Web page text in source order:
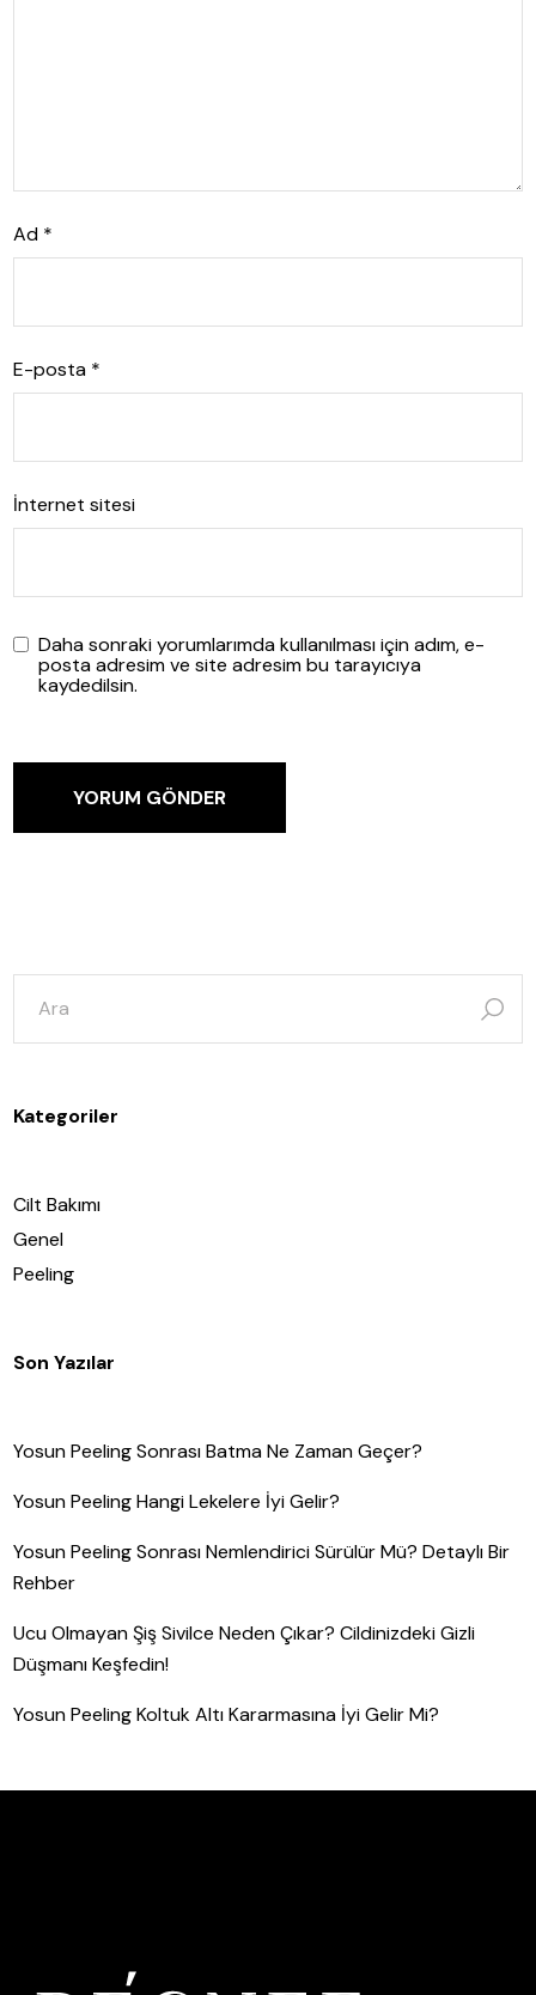
Ad *
E-posta *
İnternet sitesi
Daha sonraki yorumlarımda kullanılması için adım, e-
posta adresim ve site adresim bu tarayıcıya
kaydedilsin.
YORUM GÖNDER
şunun
için
ara:
Kategoriler
Cilt Bakımı
Genel
Peeling
Son Yazılar
Yosun Peeling Sonrası Batma Ne Zaman Geçer?
Yosun Peeling Hangi Lekelere İyi Gelir?
Yosun Peeling Sonrası Nemlendirici Sürülür Mü? Detaylı Bir
Rehber
Ucu Olmayan Şiş Sivilce Neden Çıkar? Cildinizdeki Gizli
Düşmanı Keşfedin!
Yosun Peeling Koltuk Altı Kararmasına İyi Gelir Mi?